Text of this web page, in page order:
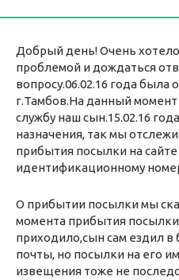
Добрый день! Очень
проблемой и дождаться
вопросу.06.02.16 года
г.Тамбов.На данный
службу наш сын.15.02.16
назначения, так мы
прибытия посылки на
идентификационному
О прибытии посылки мы
момента прибытия
приходило,сын сам ездил
почты, но посылки на его
извещения тоже не